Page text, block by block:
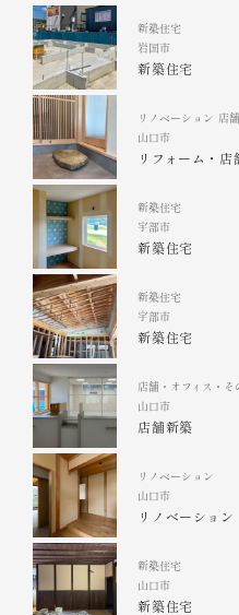
新築住宅
岩国市
新築住宅
リノベーション 店
山口市
リフォーム・店
新築住宅
宇部市
新築住宅
新築住宅
宇部市
新築住宅
店舗・オフィス・そ
山口市
店舗新築
リノベーション
山口市
リノベーション
新築住宅
山口市
新築住宅